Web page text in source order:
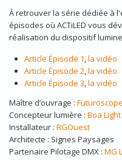
À retrouver la série dédiée à
épisodes où ACTiLED vous
réalisation du dispositif
Article Épisode 1,la vidéo
Article Épisode 2,la vidéo
Article Épisode 3,la vidéo
Maître d’ouvrage : Futuroscope
Concepteur lumière : Boa
Installateur : RGOuest
Architecte : Signes Paysages
Partenaire Pilotage DMX : MG